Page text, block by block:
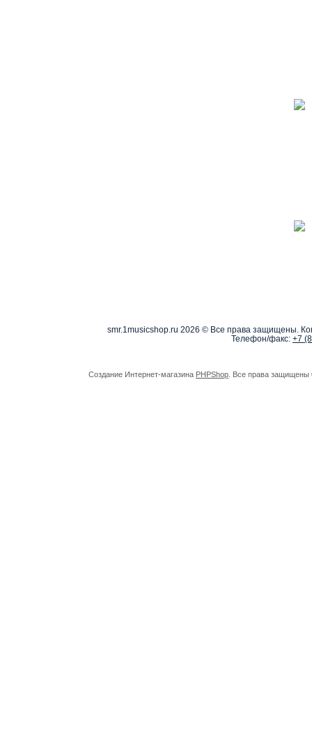
smr.1musicshop.ru 2026 © Все права защищены.
Телефон/факс: +7
Создание Интернет-магазина PHPShop . Все права защищены